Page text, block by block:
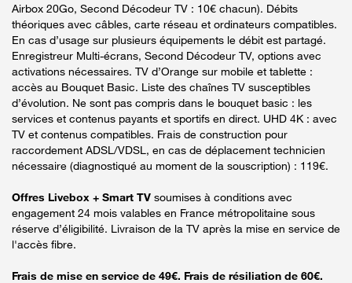
Airbox 20Go, Second Décodeur TV : 10€ chacun). Débits
théoriques avec câbles, carte réseau et ordinateurs compatibles.
En cas d’usage sur plusieurs équipements le débit est partagé.
Enregistreur Multi-écrans, Second Décodeur TV, options avec
activations nécessaires. TV d’Orange sur mobile et tablette :
accès au Bouquet Basic. Liste des chaînes TV susceptibles
d’évolution. Ne sont pas compris dans le bouquet basic : les
services et contenus payants et sportifs en direct. UHD 4K : avec
TV et contenus compatibles. Frais de construction pour
raccordement ADSL/VDSL, en cas de déplacement technicien
nécessaire (diagnostiqué au moment de la souscription) : 119€.
Offres Livebox + Smart TV soumises à conditions avec
engagement 24 mois valables en France métropolitaine sous
réserve d’éligibilité. Livraison de la TV après la mise en service de
l'accès fibre.
Frais de mise en service de 49€. Frais de résiliation de 60€.